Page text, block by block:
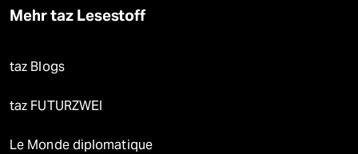
Mehr taz Lesestoff
taz Blogs
taz FUTURZWEI
Le Monde diplomatique